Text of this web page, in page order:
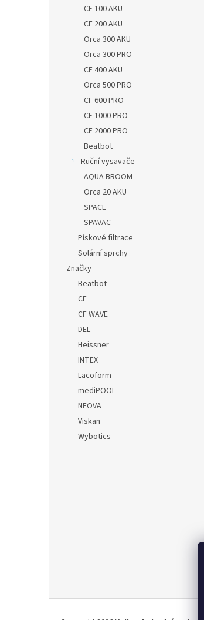
CF 100 AKU
CF 200 AKU
Orca 300 AKU
Orca 300 PRO
CF 400 AKU
Orca 500 PRO
CF 600 PRO
CF 1000 PRO
CF 2000 PRO
Beatbot
Ruční vysavače
AQUA BROOM
Orca 20 AKU
SPACE
SPAVAC
Pískové filtrace
Solární sprchy
Značky
Beatbot
CF
CF WAVE
DEL
Heissner
INTEX
Lacoform
mediPOOL
NEOVA
Viskan
Wybotics